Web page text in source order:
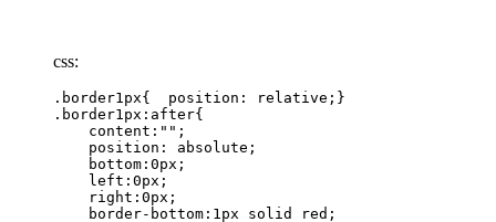
css:
.border1px{  position: relative;}
.border1px:after{
    content:"";
    position: absolute;
    bottom:0px;
    left:0px;
    right:0px;
    border-bottom:1px solid red;